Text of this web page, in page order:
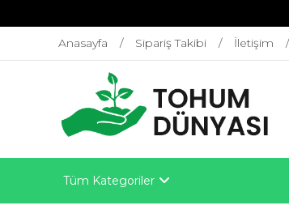
Anasayfa Sipariş Takibi İletişim
Tüm Kategoriler